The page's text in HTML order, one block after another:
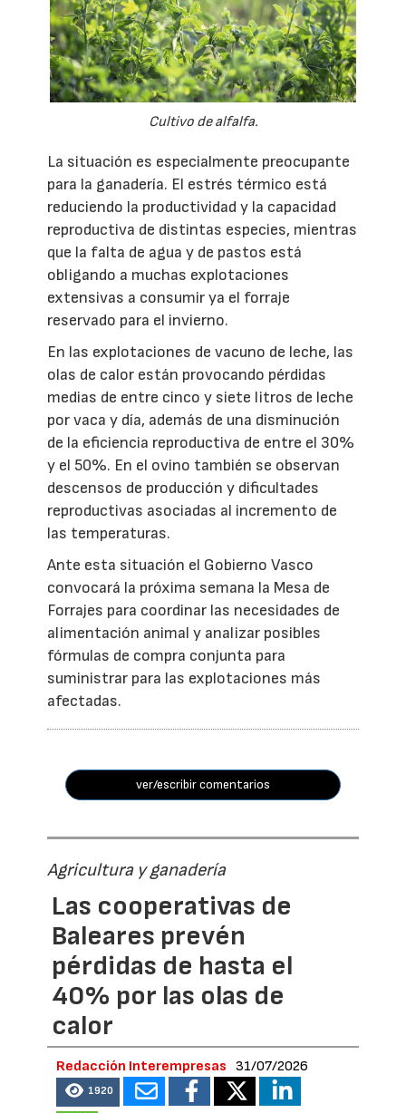
Cultivo de alfalfa.
La situación es especialmente preocupante
para la ganadería. El estrés térmico está
reduciendo la productividad y la capacidad
reproductiva de distintas especies, mientras
que la falta de agua y de pastos está
obligando a muchas explotaciones
extensivas a consumir ya el forraje
reservado para el invierno.
En las explotaciones de vacuno de leche, las
olas de calor están provocando pérdidas
medias de entre cinco y siete litros de leche
por vaca y día, además de una disminución
de la eficiencia reproductiva de entre el 30%
y el 50%. En el ovino también se observan
descensos de producción y dificultades
reproductivas asociadas al incremento de
las temperaturas.
Ante esta situación el Gobierno Vasco
convocará la próxima semana la Mesa de
Forrajes para coordinar las necesidades de
alimentación animal y analizar posibles
fórmulas de compra conjunta para
suministrar para las explotaciones más
afectadas.
ver/escribir comentarios
Agricultura y ganadería
Las cooperativas de
Baleares prevén
pérdidas de hasta el
40% por las olas de
calor
Redacción Interempresas 31/07/2026
1920